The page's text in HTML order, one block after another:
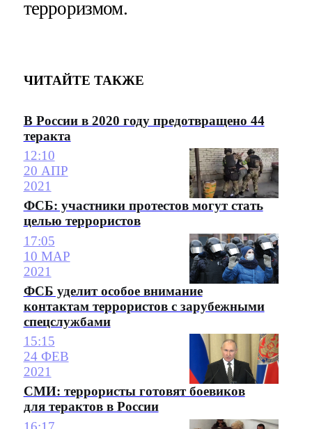
терроризмом.
ЧИТАЙТЕ ТАКЖЕ
В России в 2020 году предотвращено 44
теракта
12:10
20 АПР
2021
ФСБ: участники протестов могут стать
целью террористов
17:05
10 МАР
2021
ФСБ уделит особое внимание
контактам террористов с зарубежными
спецслужбами
15:15
24 ФЕВ
2021
СМИ: террористы готовят боевиков
для терактов в России